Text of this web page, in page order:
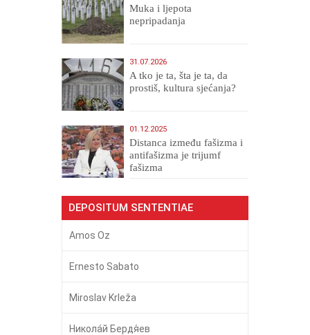
Muka i ljepota
nepripadanja
31.07.2026
A tko je ta, šta je ta, da
prostiš, kultura sjećanja?
01.12.2025
Distanca između fašizma i
antifašizma je trijumf
fašizma
DEPOSITUM SENTENTIAE
Amos Oz
Ernesto Sabato
Miroslav Krleža
Никола́й Бердя́ев